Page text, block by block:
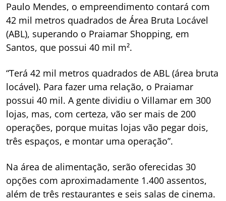
Paulo Mendes, o empreendimento contará com
42 mil metros quadrados de Área Bruta Locável
(ABL), superando o Praiamar Shopping, em
Santos, que possui 40 mil m².
“Terá 42 mil metros quadrados de ABL (área bruta
locável). Para fazer uma relação, o Praiamar
possui 40 mil. A gente dividiu o Villamar em 300
lojas, mas, com certeza, vão ser mais de 200
operações, porque muitas lojas vão pegar dois,
três espaços, e montar uma operação”.
Na área de alimentação, serão oferecidas 30
opções com aproximadamente 1.400 assentos,
além de três restaurantes e seis salas de cinema.